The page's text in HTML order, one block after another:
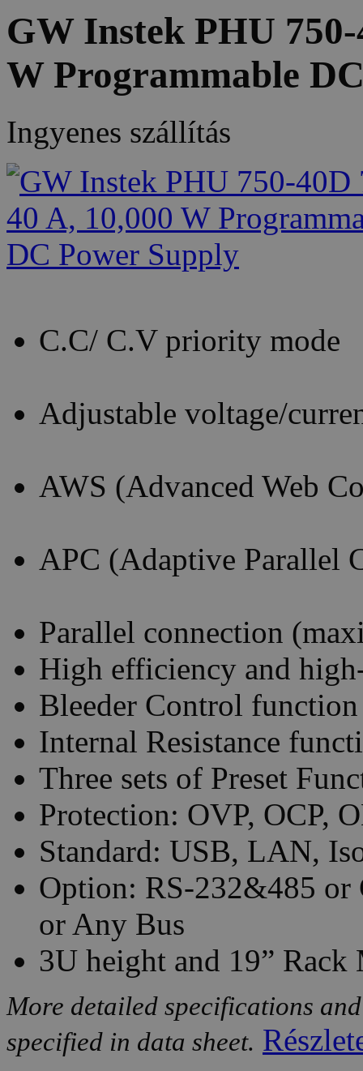
GW Instek PHU 750-
W Programmable
Ingyenes szállítás
C.C/ C.V priority mode
Adjustable voltage/
AWS (Advanced Web
APC (Adaptive Parallel
Parallel connection
High efficiency and
Bleeder Control function
Internal Resistance
Three sets of Preset
Protection: OVP, OCP,
Standard: USB, LAN,
Option: RS-232&485
or Any Bus
3U height and 19” Rack
More detailed specifications
specified in data sheet.